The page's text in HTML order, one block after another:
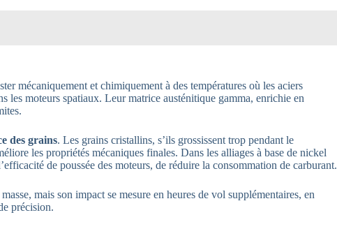
mécaniquement et chimiquement à des températures où les aciers
les moteurs spatiaux. Leur matrice austénitique gamma, enrichie en
des grains. Les grains cristallins, s’ils grossissent trop pendant le
les propriétés mécaniques finales. Dans les alliages à base de nickel
de poussée des moteurs, de réduire la consommation de carburant.
mais son impact se mesure en heures de vol supplémentaires, en
précision.